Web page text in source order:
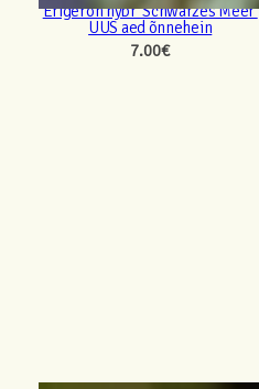
Erigeron hybr ‘Schwarzes Meer’
UUS aed õnnehein
7.00€